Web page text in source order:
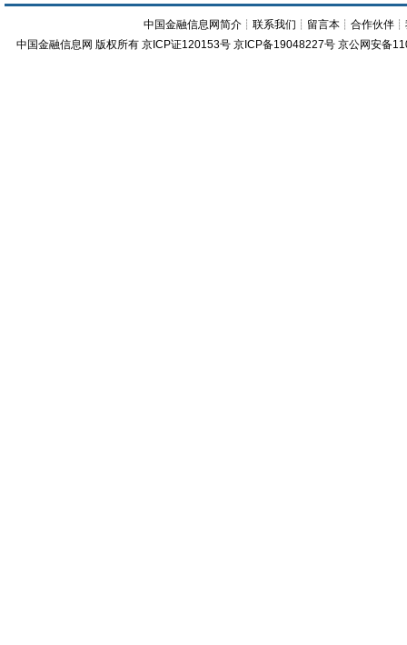
中国金融信息网简介 ┊联系我们 ┊ 留言本 ┊合作伙伴 ┊
中国金融信息网 版权所有 京ICP证120153号 京ICP备19048227号 京公网安备